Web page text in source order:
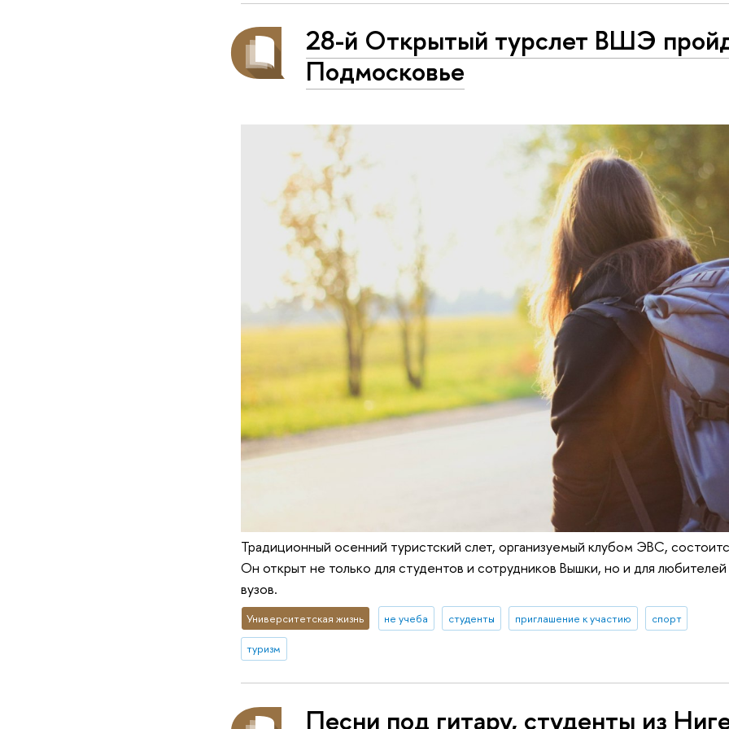
28-й Открытый турслет ВШЭ
Подмосковье
Традиционный осенний туристский слет, организуемый клубом ЭВС,
Он открыт не только для студентов и сотрудников Вышки, но и для любителей
вузов.
Университетская жизнь не учеба студенты приглашение к участию спорт
туризм
Песни под гитару, студенты из